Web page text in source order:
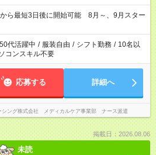
わせたい」 「できれば残業はしたくない」
に沿ったお仕事をご紹介します！ ※Wワ
覧のお仕事で希望する勤務時間と、もう1つ
。 合計で週40時間を超える場合は応募でき
ら最短3日後に開始可能 8月～、9月スター
代活躍中 / 服装自由 / シフト勤務 / 10名以
コンスキル不要
応募する 詳細へ
シング株式会社 メディカルケア事業部 ナース派遣
掲載日：2026.08.06
未読